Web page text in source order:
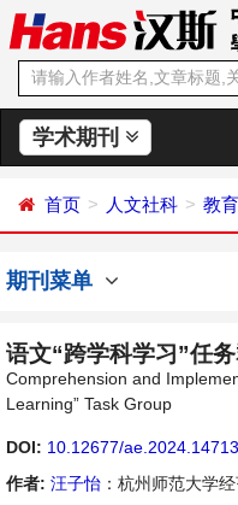
学术期刊
首页 人文社科 教
期刊菜单
语文“跨学科学习”任
Comprehension and
Learning” Task Group
DOI: 10.12677/
作者: 汪子怡 ：杭州师范大学